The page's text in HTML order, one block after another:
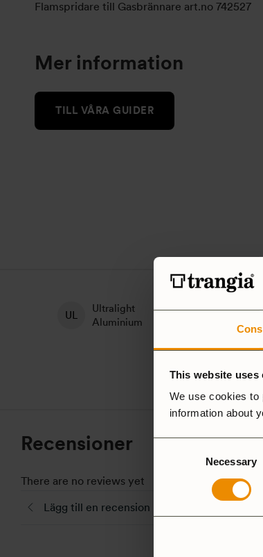
This website uses
We use cookies to
information about
Necessary
Flamspridare till Gasbrännare art.no 742527
Mer information
TILL VÅRA GUIDER
Ultralight
Aluminium
Recensioner
There are no reviews yet
Lägg till en recension